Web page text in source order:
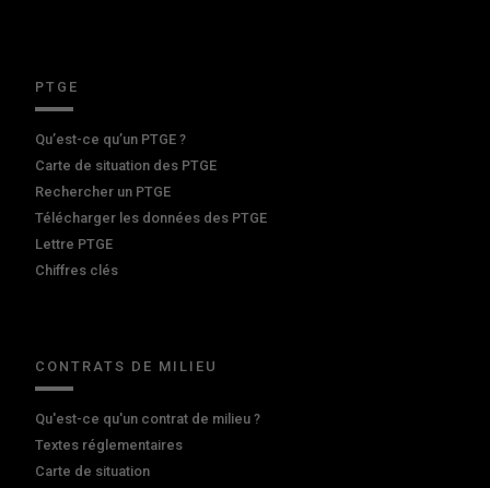
PTGE
Qu’est-ce qu’un PTGE ?
Carte de situation des PTGE
Rechercher un PTGE
Télécharger les données des PTGE
Lettre PTGE
Chiffres clés
CONTRATS DE MILIEU
Qu'est-ce qu'un contrat de milieu ?
Textes réglementaires
Carte de situation